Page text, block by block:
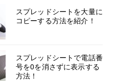
スプレッドシートを大量に
コピーする方法を紹介！
スプレッドシートで電話番
号を0を消さずに表示する
方法！